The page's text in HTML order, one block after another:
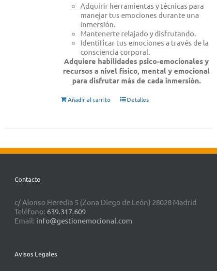
Adquirir herramientas y técnicas para
manejar tus emociones durante una
inmersión.
Mantenerte relajado y disfrutando.
Identificar tus emociones a través de la
consciencia corporal.
Adquiere habilidades psico-emocionales y
recursos a nivel físico, mental y emocional
para disfrutar más de cada inmersión.
Añadir al carrito Detalles
Contacto
c/ Alonso Heredia 5 (Zona Diego de León) 28028 Madrid
Teléfono: 639.317.609
Email: info@gestionemocional.com
Avisos Legales